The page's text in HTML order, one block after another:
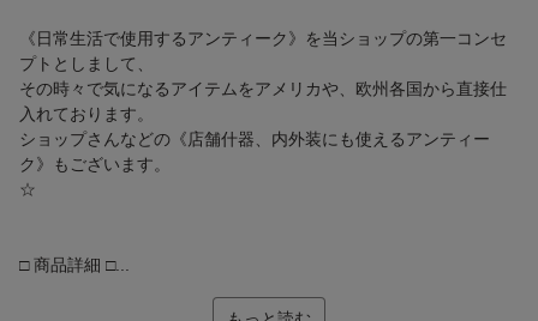
《日常生活で使用するアンティーク》を当ショップの第一コンセ
プトとしまして、
その時々で気になるアイテムをアメリカや、欧州各国から直接仕
入れております。
ショップさんなどの《店舗什器、内外装にも使えるアンティー
ク》もございます。
☆
□ 商品詳細 □...